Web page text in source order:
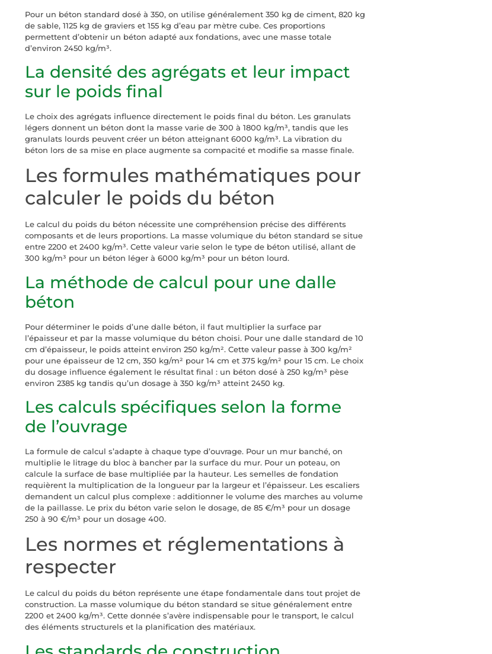
Pour un béton standard dosé à 350, on utilise généralement 350 kg de ciment, 820 kg
de sable, 1125 kg de graviers et 155 kg d’eau par mètre cube. Ces proportions
permettent d’obtenir un béton adapté aux fondations, avec une masse totale
d’environ 2450 kg/m³.
La densité des agrégats et leur impact
sur le poids final
Le choix des agrégats influence directement le poids final du béton. Les granulats
légers donnent un béton dont la masse varie de 300 à 1800 kg/m³, tandis que les
granulats lourds peuvent créer un béton atteignant 6000 kg/m³. La vibration du
béton lors de sa mise en place augmente sa compacité et modifie sa masse finale.
Les formules mathématiques pour
calculer le poids du béton
Le calcul du poids du béton nécessite une compréhension précise des différents
composants et de leurs proportions. La masse volumique du béton standard se situe
entre 2200 et 2400 kg/m³. Cette valeur varie selon le type de béton utilisé, allant de
300 kg/m³ pour un béton léger à 6000 kg/m³ pour un béton lourd.
La méthode de calcul pour une dalle
béton
Pour déterminer le poids d’une dalle béton, il faut multiplier la surface par
l’épaisseur et par la masse volumique du béton choisi. Pour une dalle standard de 10
cm d’épaisseur, le poids atteint environ 250 kg/m². Cette valeur passe à 300 kg/m²
pour une épaisseur de 12 cm, 350 kg/m² pour 14 cm et 375 kg/m² pour 15 cm. Le choix
du dosage influence également le résultat final : un béton dosé à 250 kg/m³ pèse
environ 2385 kg tandis qu’un dosage à 350 kg/m³ atteint 2450 kg.
Les calculs spécifiques selon la forme
de l’ouvrage
La formule de calcul s’adapte à chaque type d’ouvrage. Pour un mur banché, on
multiplie le litrage du bloc à bancher par la surface du mur. Pour un poteau, on
calcule la surface de base multipliée par la hauteur. Les semelles de fondation
requièrent la multiplication de la longueur par la largeur et l’épaisseur. Les escaliers
demandent un calcul plus complexe : additionner le volume des marches au volume
de la paillasse. Le prix du béton varie selon le dosage, de 85 €/m³ pour un dosage
250 à 90 €/m³ pour un dosage 400.
Les normes et réglementations à
respecter
Le calcul du poids du béton représente une étape fondamentale dans tout projet de
construction. La masse volumique du béton standard se situe généralement entre
2200 et 2400 kg/m³. Cette donnée s’avère indispensable pour le transport, le calcul
des éléments structurels et la planification des matériaux.